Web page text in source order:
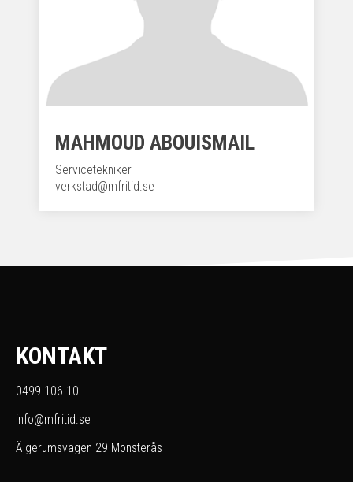
MAHMOUD ABOUISMAIL
Servicetekniker
verkstad@mfritid.se
KONTAKT
0499-106 10
info@mfritid.se
Älgerumsvägen 29 Mönsterås